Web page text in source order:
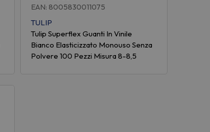
EAN: 8005830011075
TULIP
Tulip Superflex Guanti In Vinile
Bianco Elasticizzato Monouso Senza
Polvere 100 Pezzi Misura 8-8,5